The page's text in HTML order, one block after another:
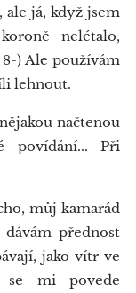
já, když jsem
nelétalo,
) Ale používám
lehnout.
načtenou
povídání... Při
můj kamarád
přednost
jako vítr ve
se mi povede